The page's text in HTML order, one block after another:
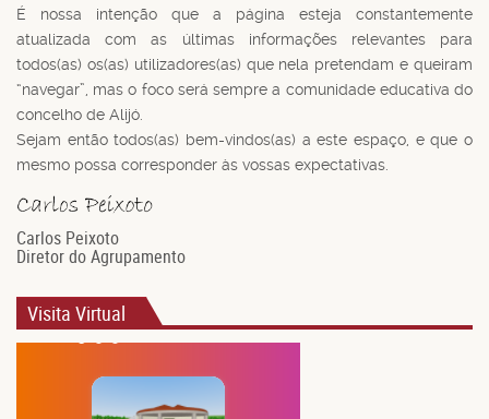
É nossa intenção que a página esteja constantemente
atualizada com as últimas informações relevantes para
todos(as) os(as) utilizadores(as) que nela pretendam e queiram
“navegar”, mas o foco será sempre a comunidade educativa do
concelho de Alijó.
Sejam então todos(as) bem-vindos(as) a este espaço, e que o
mesmo possa corresponder às vossas expectativas.
Carlos Peixoto
Diretor do Agrupamento
Visita Virtual